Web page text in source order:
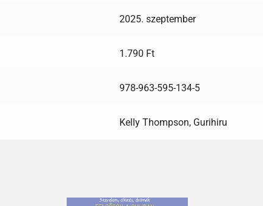
2025. szeptember
1.790 Ft
978-963-595-134-5
Kelly Thompson, Gurihiru